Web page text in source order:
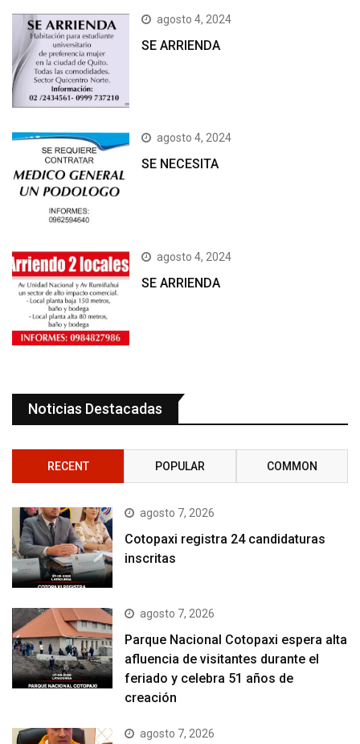
agosto 4, 2024
SE ARRIENDA
agosto 4, 2024
SE NECESITA
agosto 4, 2024
SE ARRIENDA
Noticias Destacadas
RECENT POPULAR COMMON
agosto 7, 2026
Cotopaxi registra 24 candidaturas
inscritas
agosto 7, 2026
Parque Nacional Cotopaxi espera alta
afluencia de visitantes durante el
feriado y celebra 51 años de
creación
agosto 7, 2026